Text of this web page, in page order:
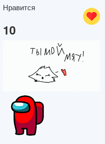
Нравится
10